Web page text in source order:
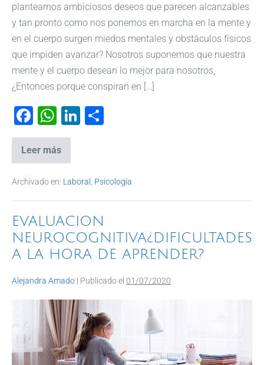
plantearnos ambiciosos deseos que parecen alcanzables
y tan pronto como nos ponemos en marcha en la mente y
en el cuerpo surgen miedos mentales y obstáculos físicos
que impiden avanzar? Nosotros suponemos que nuestra
mente y el cuerpo desean lo mejor para nosotros,
¿Entonces porque conspiran en […]
F
a
c
b
o
o
k
W
h
at
A
p
p
Li
e
dI
n
p
ar
Leer más
Archivado en: Laboral Psicología
EVALUACION
NEUROCOGNITIVA¿DIFICULTADES
A LA HORA DE APRENDER?
Alejandra Amado | Publicado el 01/07/2020